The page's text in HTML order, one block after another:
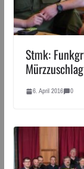
Stmk:
Mürzzuschlag
6. April 2016 0